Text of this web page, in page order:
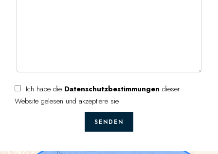
Ich habe die Datenschutzbestimmungen dieser
Website gelesen und akzeptiere sie
SENDEN